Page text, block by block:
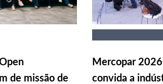
de missão de
Mercopar
convida a